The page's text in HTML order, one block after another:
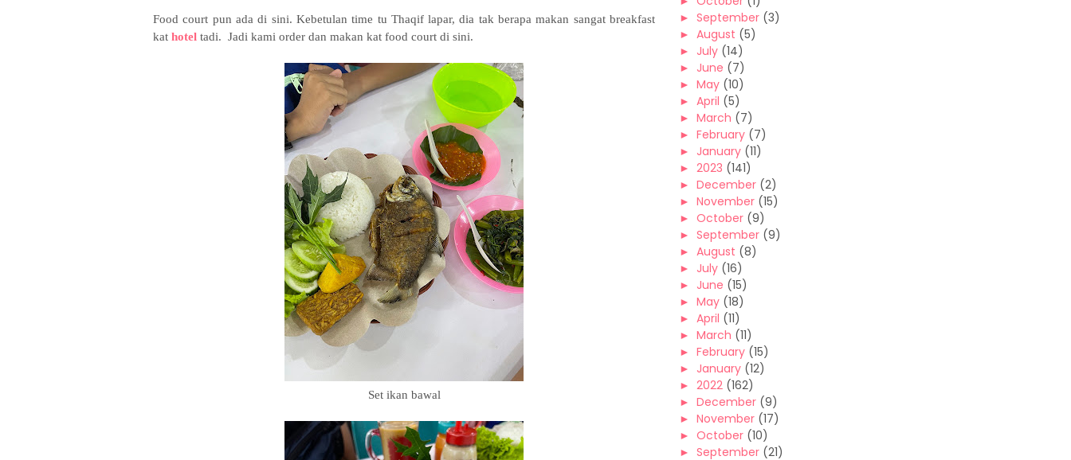
Food court pun ada di sini. Kebetulan time tu Thaqif lapar, dia tak berapa makan sangat breakfast
kat hotel tadi. Jadi kami order dan makan kat food court di sini.
Set ikan bawal
► September (3)
► August (5)
► July (14)
► June (7)
► May (10)
► April (5)
► March (7)
► February (7)
► January (11)
► 2023 (141)
► December (2)
► November (15)
► October (9)
► September (9)
► August (8)
► July (16)
► June (15)
► May (18)
► April (11)
► March (11)
► February (15)
► January (12)
► 2022 (162)
► December (9)
► November (17)
► October (10)
► September (21)